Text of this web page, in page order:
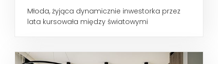
Młoda, żyjąca dynamicznie inwestorka przez
lata kursowała między światowymi